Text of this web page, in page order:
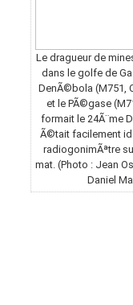
Le dragueur de
dans le golfe de
DenÃ©bola (M751,
et le PÃ©gase
formait le 24Ã¨me
Ã©tait facilement
radiogonimÃªtre
mat. (Photo : Jean
Daniel